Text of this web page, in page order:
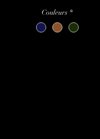
Couleurs *